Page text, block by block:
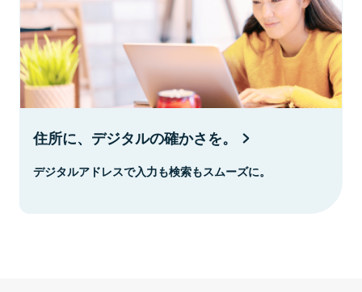
住所に、デジタルの確かさを。
デジタルアドレスで入力も検索もスムーズに。